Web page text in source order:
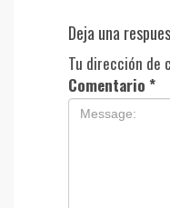
Deja una
Tu dirección de
Comentario *